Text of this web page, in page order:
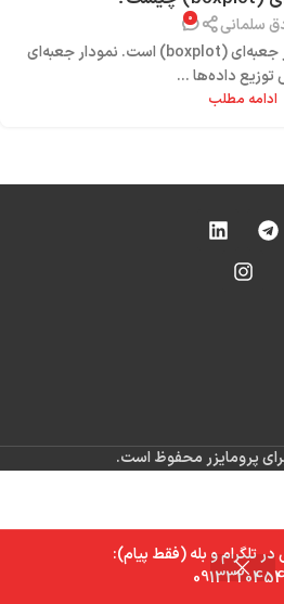
در تلگرام و بله (فقط پیام):
سلمانی ۰
تصویر بالا، نمایشگر یک نمودار جعبه‌ای (boxplot) است. نمودار جعبه‌ای
داده‌ها ...
ادامه مطلب
پرومایزر محفوظ است.